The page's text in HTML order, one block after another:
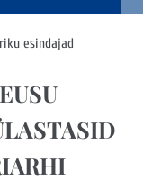
esindajad